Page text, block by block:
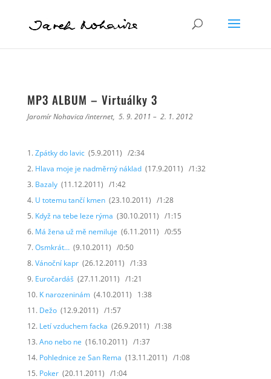
MP3 ALBUM – Virtuálky 3
Jaromír Nohavica /internet, 5. 9. 2011 – 2. 1. 2012
Zpátky do lavic(5.9.2011) /2:34
Hlava moje je nadměrný náklad(17.9.2011) /1:32
Bazaly(11.12.2011) /1:42
U totemu tančí kmen(23.10.2011) /1:28
Když na tebe leze rýma (30.10.2011) /1:15
Má žena už mě nemiluje (6.11.2011) /0:55
Osmkrát…(9.10.2011) /0:50
Vánoční kapr(26.12.2011) /1:33
Euročardáš(27.11.2011) /1:21
K narozeninám(4.10.2011) 1:38
Dežo(12.9.2011) /1:57
Letí vzduchem facka (26.9.2011) /1:38
Ano nebo ne (16.10.2011) /1:37
Pohlednice ze San Rema (13.11.2011) /1:08
Poker(20.11.2011) /1:04